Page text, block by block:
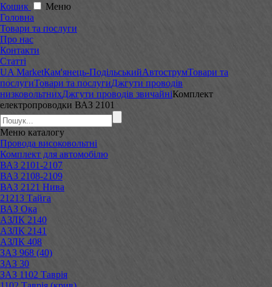
Кошик
Меню
Головна
Товари та послуги
Про нас
Контакти
Статті
UA MarketКам'янець-ПодільськийАвтострумТовари та
послугиТовари та послугиДжгути проводів
низковольтнихДжгути проводів звичайніКомплект
електропроводки ВАЗ 2101
Меню каталогу
Провода високовольтні
Комплект для автомобілю
ВАЗ 2101-2107
ВАЗ 2108-2109
ВАЗ 2121 Нива
21213 Тайга
ВАЗ Ока
АЗЛК 2140
АЗЛК 2141
АЗЛК 408
ЗАЗ 968 (40)
ЗАЗ 30
ЗАЗ 1102 Таврія